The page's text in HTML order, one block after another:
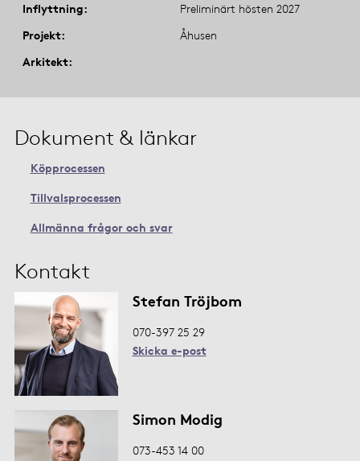
Inflyttning
Preliminärt hösten 2027
Projekt
Åhusen
Arkitekt
Dokument & länkar
Köpprocessen
Tillvalsprocessen
Allmänna frågor och svar
Kontakt
Stefan Tröjbom
070-397 25 29
Skicka e-post
Simon Modig
073-453 14 00